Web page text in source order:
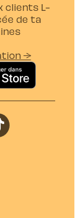
clients L-
de ta
→